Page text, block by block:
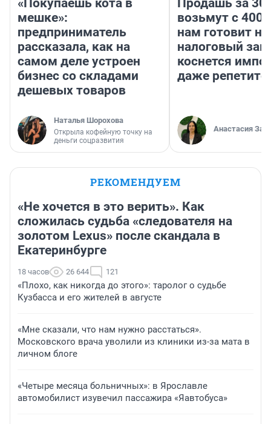
«Покупаешь кота в
мешке»:
предприниматель
рассказала, как на
самом деле устроен
бизнес со складами
дешевых товаров
Наталья Шорохова
Открыла кофейную точку на
деньги соцразвития
Продашь за
возьмут с
нам готовит
налоговый
коснется
даже
Анастасия
РЕКОМЕНДУЕМ
«Не хочется в это верить». Как
сложилась судьба «следователя на
золотом Lexus» после скандала в
Екатеринбурге
18 часов 26 644 121
«Плохо, как никогда до этого»: таролог о судьбе
Кузбасса и его жителей в августе
«Мне сказали, что нам нужно расстаться».
Московского врача уволили из клиники из-за мата в
личном блоге
«Четыре месяца больничных»: в Ярославле
автомобилист изувечил пассажира «Яавтобуса»